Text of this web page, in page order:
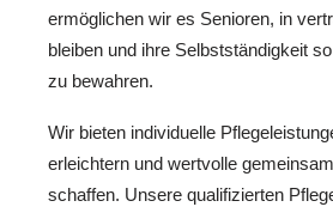
ermöglichen wir es Senioren, in
bleiben und ihre Selbstständigkeit
zu bewahren.
Wir bieten individuelle
erleichtern und wertvolle
schaffen. Unsere qualifizierten